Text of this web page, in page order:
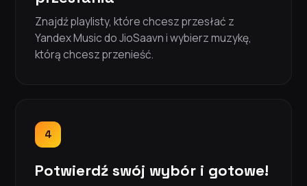
Znajdź playlisty, które chcesz przesłać z
Yandex Music do JioSaavn i wybierz muzykę,
którą chcesz przenieść.
4
Potwierdź swój wybór i gotowe!